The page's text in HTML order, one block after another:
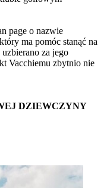
page o nazwie
ma pomóc stanąć na
za jego
Vacchiemu zbytnio nie
DZIEWCZYNY